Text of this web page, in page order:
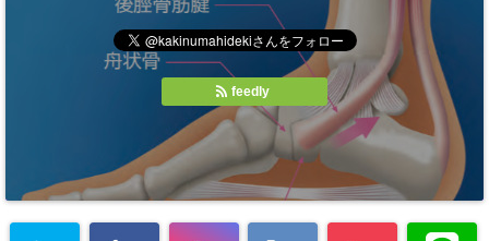
feedly